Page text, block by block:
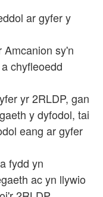
ar gyfer y
Amcanion sy'n
chyfleoedd
yr 2RLDP, gan
y dyfodol, tai
eang ar gyfer
fydd yn
ac yn llywio